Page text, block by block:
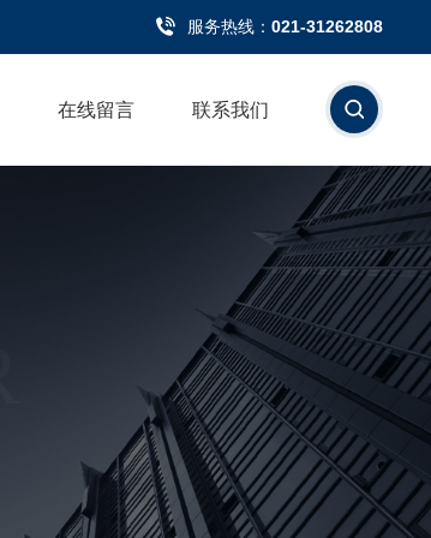
服务热线： 021-31262808
在线留言 联系我们